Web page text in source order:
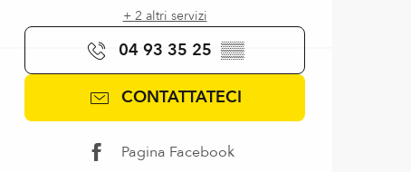
+ 2 altri servizi
04 93 35 25 ▒▒
CONTATTATECI
Pagina Facebook